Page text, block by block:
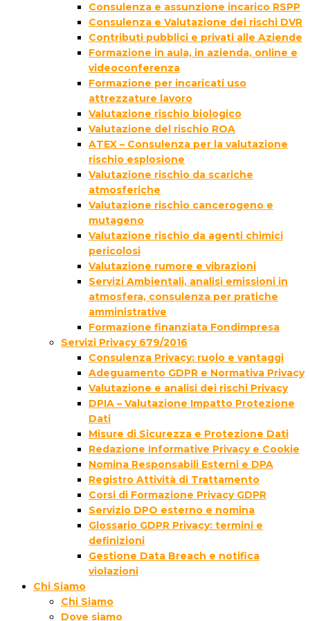
Consulenza e assunzione incarico RSPP
Consulenza e Valutazione dei rischi DVR
Contributi pubblici e privati alle Aziende
Formazione in aula, in azienda, online e
videoconferenza
Formazione per incaricati uso
attrezzature lavoro
Valutazione rischio biologico
Valutazione del rischio ROA
ATEX – Consulenza per la valutazione
rischio esplosione
Valutazione rischio da scariche
atmosferiche
Valutazione rischio cancerogeno e
mutageno
Valutazione rischio da agenti chimici
pericolosi
Valutazione rumore e vibrazioni
Servizi Ambientali, analisi emissioni in
atmosfera, consulenza per pratiche
amministrative
Formazione finanziata Fondimpresa
Servizi Privacy 679/2016
Consulenza Privacy: ruolo e vantaggi
Adeguamento GDPR e Normativa Privacy
Valutazione e analisi dei rischi Privacy
DPIA – Valutazione Impatto Protezione
Dati
Misure di Sicurezza e Protezione Dati
Redazione Informative Privacy e Cookie
Nomina Responsabili Esterni e DPA
Registro Attività di Trattamento
Corsi di Formazione Privacy GDPR
Servizio DPO esterno e nomina
Glossario GDPR Privacy: termini e
definizioni
Gestione Data Breach e notifica
violazioni
Chi Siamo
Chi Siamo
Dove siamo